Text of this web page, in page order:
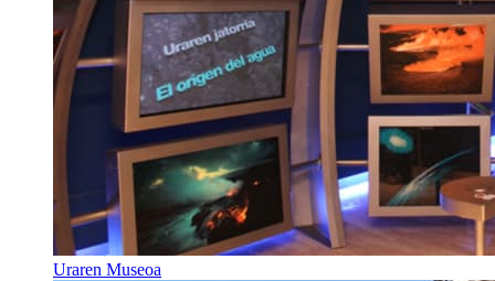
Uraren Museoa